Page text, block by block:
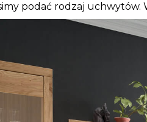
podać rodzaj